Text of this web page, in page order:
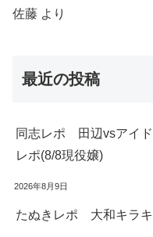
佐藤 より
最近の投稿
同志レポ 田辺vsアイ
レポ(8/8現役嬢)
2026年8月9日
たぬきレポ 大和キラ